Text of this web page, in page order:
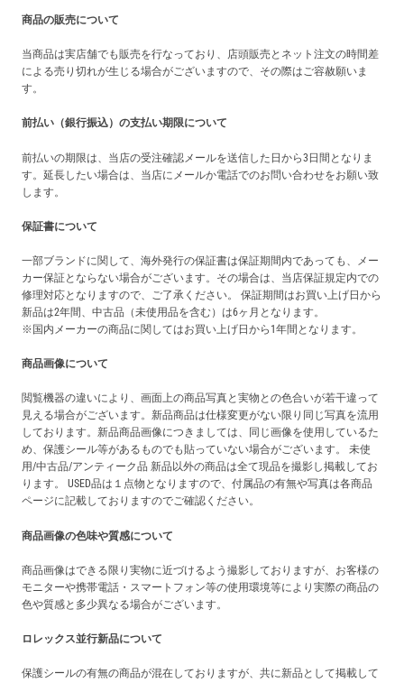
商品の販売について
当商品は実店舗でも販売を行なっており、店頭販売とネット注文の時間差
による売り切れが生じる場合がございますので、その際はご容赦願いま
す。
前払い（銀行振込）の支払い期限について
前払いの期限は、当店の受注確認メールを送信した日から3日間となりま
す。延長したい場合は、当店にメールか電話でのお問い合わせをお願い致
します。
保証書について
一部ブランドに関して、海外発行の保証書は保証期間内であっても、メー
カー保証とならない場合がございます。その場合は、当店保証規定内での
修理対応となりますので、ご了承ください。 保証期間はお買い上げ日から
新品は2年間、中古品（未使用品を含む）は6ヶ月となります。
※国内メーカーの商品に関してはお買い上げ日から1年間となります。
商品画像について
閲覧機器の違いにより、画面上の商品写真と実物との色合いが若干違って
見える場合がございます。新品商品は仕様変更がない限り同じ写真を流用
しております。新品商品画像につきましては、同じ画像を使用しているた
め、保護シール等があるものでも貼っていない場合がございます。 未使
用/中古品/アンティーク品 新品以外の商品は全て現品を撮影し掲載してお
ります。 USED品は１点物となりますので、付属品の有無や写真は各商品
ページに記載しておりますのでご確認ください。
商品画像の色味や質感について
商品画像はできる限り実物に近づけるよう撮影しておりますが、お客様の
モニターや携帯電話・スマートフォン等の使用環境等により実際の商品の
色や質感と多少異なる場合がございます。
ロレックス並行新品について
保護シールの有無の商品が混在しておりますが、共に新品として掲載して